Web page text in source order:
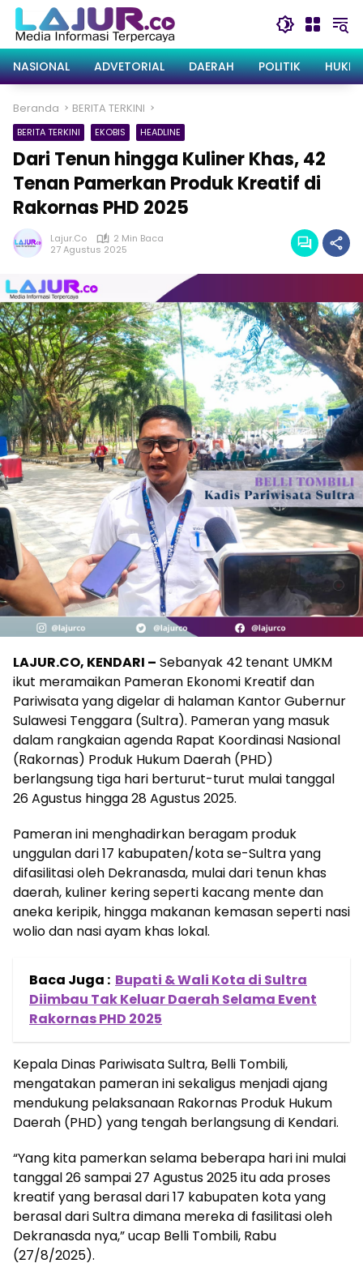
Langsung
konten
NASIONAL
ADVETORIAL DAERAH POLITIK
Beranda BERITA TERKINI
BERITA TERKINI EKOBIS HEADLINE
Dari Tenun hingga Kuliner Khas, 42
Tenan Pamerkan Produk Kreatif di
Rakornas PHD 2025
Lajur.co
2 Min Baca
27 Agustus 2025
LAJUR.CO, KENDARI – Sebanyak 42 tenant UMKM
ikut meramaikan Pameran Ekonomi Kreatif dan
Pariwisata yang digelar di halaman Kantor Gubernur
Sulawesi Tenggara (Sultra). Pameran yang masuk
dalam rangkaian agenda Rapat Koordinasi Nasional
(Rakornas) Produk Hukum Daerah (PHD)
berlangsung tiga hari berturut-turut mulai tanggal
26 Agustus hingga 28 Agustus 2025.
Pameran ini menghadirkan beragam produk
unggulan dari 17 kabupaten/kota se-Sultra yang
difasilitasi oleh Dekranasda, mulai dari tenun khas
daerah, kuliner kering seperti kacang mente dan
aneka keripik, hingga makanan kemasan seperti nasi
wolio dan nasi ayam khas lokal.
Baca Juga : Bupati & Wali Kota di Sultra
Diimbau Tak Keluar Daerah Selama Event
Rakornas PHD 2025
Kepala Dinas Pariwisata Sultra, Belli Tombili,
mengatakan pameran ini sekaligus menjadi ajang
mendukung pelaksanaan Rakornas Produk Hukum
Daerah (PHD) yang tengah berlangsung di Kendari.
“Yang kita pamerkan selama beberapa hari ini mulai
tanggal 26 sampai 27 Agustus 2025 itu ada proses
kreatif yang berasal dari 17 kabupaten kota yang
berasal dari Sultra dimana mereka di fasilitasi oleh
Dekranasda nya,” ucap Belli Tombili, Rabu
(27/8/2025).